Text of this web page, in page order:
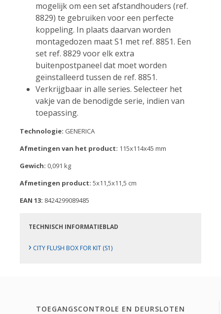
mogelijk om een set afstandhouders (ref.
8829) te gebruiken voor een perfecte
koppeling. In plaats daarvan worden
montagedozen maat S1 met ref. 8851. Een
set ref. 8829 voor elk extra
buitenpostpaneel dat moet worden
geïnstalleerd tussen de ref. 8851.
Verkrijgbaar in alle series. Selecteer het
vakje van de benodigde serie, indien van
toepassing.
Technologie: GENERICA
Afmetingen van het product: 115x114x45 mm
Gewich: 0,091 kg
Afmetingen product: 5x11,5x11,5 cm
EAN 13: 8424299089485
TECHNISCH INFORMATIEBLAD
› CITY FLUSH BOX FOR KIT (S1)
TOEGANGSCONTROLE EN DEURSLOTEN